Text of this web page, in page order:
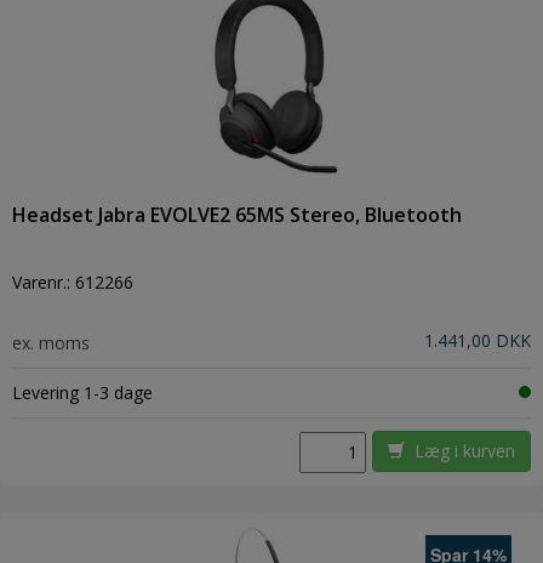
Headset Jabra EVOLVE2 65MS Stereo, Bluetooth
Varenr.: 612266
ex. moms 1.441,00 DKK
Levering 1-3 dage
Læg i kurven
Spar 14%